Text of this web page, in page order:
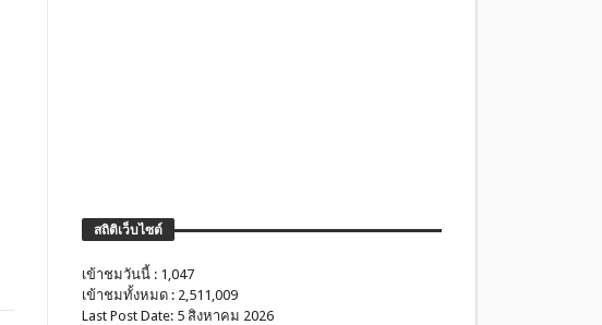
สถิติเว็บไซต์
เข้าชมวันนี้ : 1,047
เข้าชมทั้งหมด : 2,511,009
Last Post Date: 5 สิงหาคม 2026